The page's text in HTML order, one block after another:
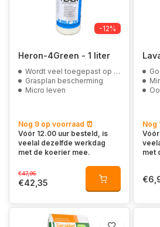
-12%
Heron-4Green - 1 liter
Wordt veel toegepast op golfbanen en sportvelden
Grasplan bescherming
Micro leven
Nog 9 op voorraad ⏰
Vóór 12.00 uur besteld, is
veelal dezelfde werkdag
met de koerier mee.
€47,95
€42,35
Nog
met